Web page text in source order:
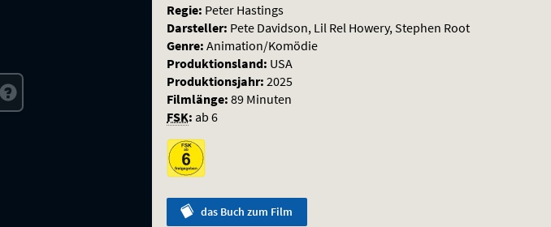
Regie: Peter Hastings
Darsteller: Pete Davidson, Lil Rel Howery, Stephen Root
Genre: Animation/Komödie
Produktionsland: USA
Produktionsjahr: 2025
Filmlänge: 89 Minuten
FSK: ab 6
das Buch zum Film